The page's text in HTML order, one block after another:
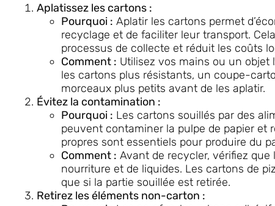
Aplatissez les cartons :
Pourquoi : Aplatir les cartons permet
recyclage et de faciliter leur transport.
processus de collecte et réduit les coûts
Comment : Utilisez vos mains ou un objet
les cartons plus résistants, un coupe-
morceaux plus petits avant de les aplatir.
Évitez la contamination :
Pourquoi : Les cartons souillés par des
peuvent contaminer la pulpe de papier et
propres sont essentiels pour produire du
Comment : Avant de recycler, vérifiez
nourriture et de liquides. Les cartons de
que si la partie souillée est retirée.
Retirez les éléments non-carton :